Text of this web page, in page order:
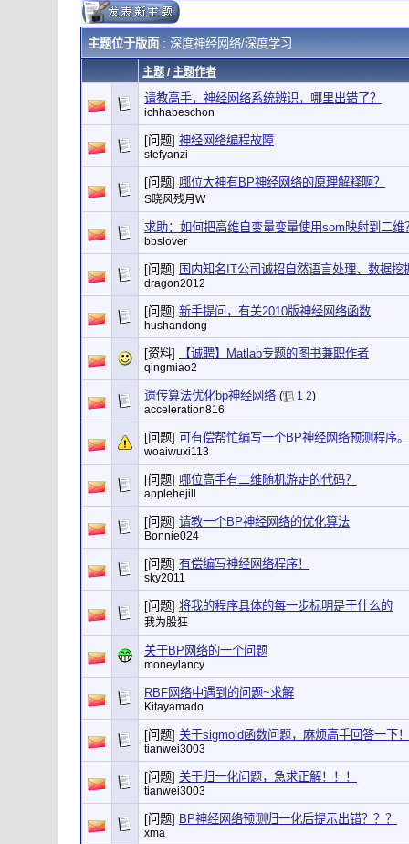
主题位于版面: 深度神经网络/深度学习
主题/ 主题作者
请教高手，神经网络系统辨识，哪里出错了？
ichhabeschon
[问题] 神经网络编程故障
stefyanzi
[问题] 哪位大神有BP神经网络的原理解释啊？
S晓风残月W
求助：如何把高维自变量变量使用som映射到二维
bbslover
[问题] 国内知名IT公司诚招自然语言处理、数据
dragon2012
[问题] 新手提问，有关2010版神经网络函数
hushandong
[资料] 【诚聘】Matlab专题的图书兼职作者
qingmiao2
遗传算法优化bp神经网络 ( 1 2)
acceleration816
[问题] 可有偿帮忙编写一个BP神经网络预测程序。
woaiwuxi113
[问题] 哪位高手有二维随机游走的代码？
applehejill
[问题] 请教一个BP神经网络的优化算法
Bonnie024
[问题] 有偿编写神经网络程序！
sky2011
[问题] 将我的程序具体的每一步标明是干什么的
我为股狂
关于BP网络的一个问题
moneylancy
RBF网络中遇到的问题~求解
Kitayamado
[问题] 关于sigmoid函数问题，麻烦高手回答一下！
tianwei3003
[问题] 关于归一化问题，急求正解！！！
tianwei3003
[问题] BP神经网络预测归一化后提示出错？？？
xma